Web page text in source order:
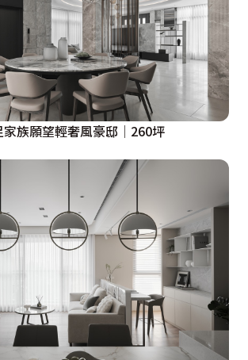
家族願望輕奢風豪邸│260坪